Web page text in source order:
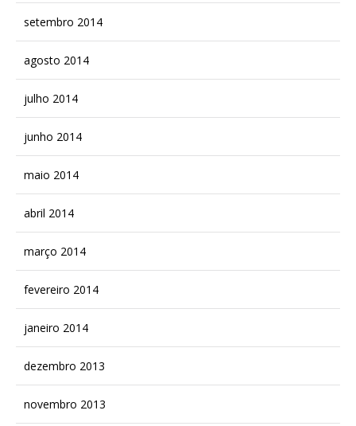
setembro 2014
agosto 2014
julho 2014
junho 2014
maio 2014
abril 2014
março 2014
fevereiro 2014
janeiro 2014
dezembro 2013
novembro 2013